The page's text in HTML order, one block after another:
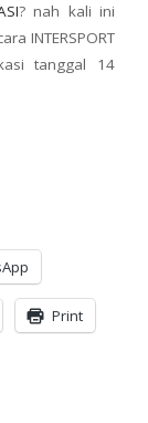
? nah kali ini
INTERSPORT
tanggal 14
Print